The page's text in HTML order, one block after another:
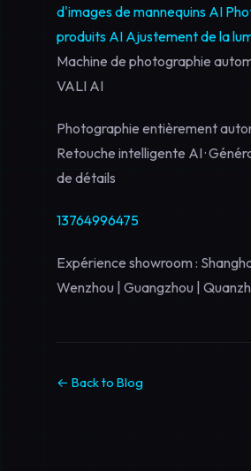
d'images de mannequins AI
produits AI Ajustement de la
Machine de photographie
VALI AI
Photographie entièrement
Retouche intelligente AI ·
de détails
13764996475
Expérience showroom :
Wenzhou | Guangzhou |
← Back to Blog